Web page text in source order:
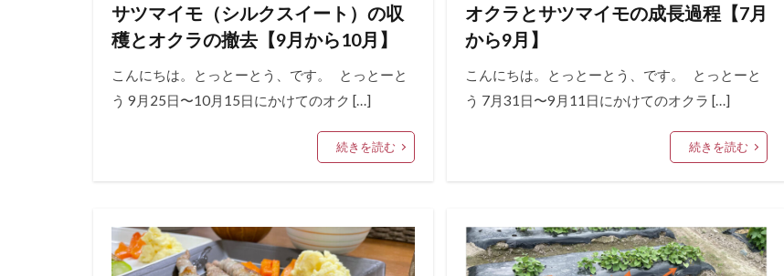
サツマイモ（シルクスイート）の収
穫とオクラの撤去【9月から10月】
こんにちは。とっとーとう、です。 とっとーと
う 9月25日〜10月15日にかけてのオク […]
続きを読む
オクラとサツマイモの成長過程【7月
から9月】
こんにちは。とっとーとう、です。 とっとーと
う 7月31日〜9月11日にかけてのオクラ […]
続きを読む